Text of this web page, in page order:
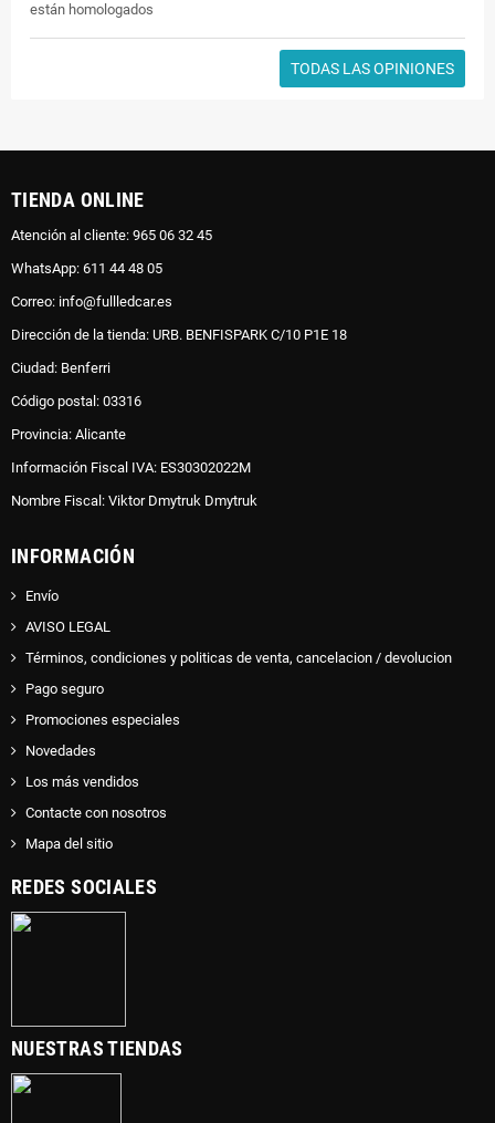
están homologados
TODAS LAS OPINIONES
TIENDA ONLINE
Atención al cliente: 965 06 32 45
WhatsApp: 611 44 48 05
Correo: info@fullledcar.es
Dirección de la tienda: URB. BENFISPARK C/10 P1E 18
Ciudad: Benferri
Código postal: 03316
Provincia: Alicante
Información Fiscal IVA: ES30302022M
Nombre Fiscal: Viktor Dmytruk Dmytruk
INFORMACIÓN
Envío
AVISO LEGAL
Términos, condiciones y politicas de venta, cancelacion / devolucion
Pago seguro
Promociones especiales
Novedades
Los más vendidos
Contacte con nosotros
Mapa del sitio
REDES SOCIALES
NUESTRAS TIENDAS